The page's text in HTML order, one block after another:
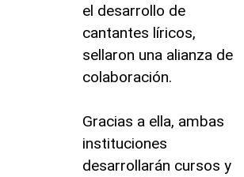
el desarrollo de
cantantes líricos,
sellaron una alianza de
colaboración.
Gracias a ella, ambas
instituciones
desarrollarán cursos y